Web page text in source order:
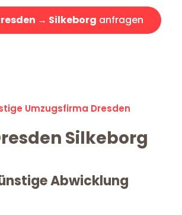
→ Silkeborg anfragen
Umzugsfirma Dresden
Silkeborg
Abwicklung